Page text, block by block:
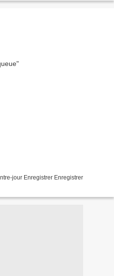
jour Enregistrer Enregistrer